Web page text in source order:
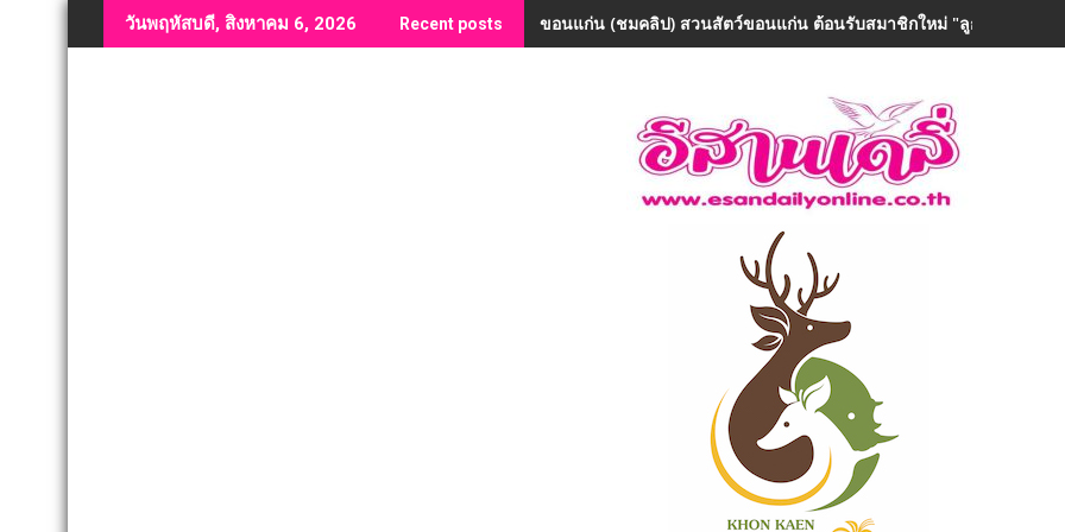
to
วันพฤหัสบดี, สิงหาคม 6, 2026 Recent posts ขอนแก่น (ชมคลิป) สวนสัตว์ขอนแก่น ต้อนรับสมาชิกใหม่ "ลูกยีราฟเพศเ